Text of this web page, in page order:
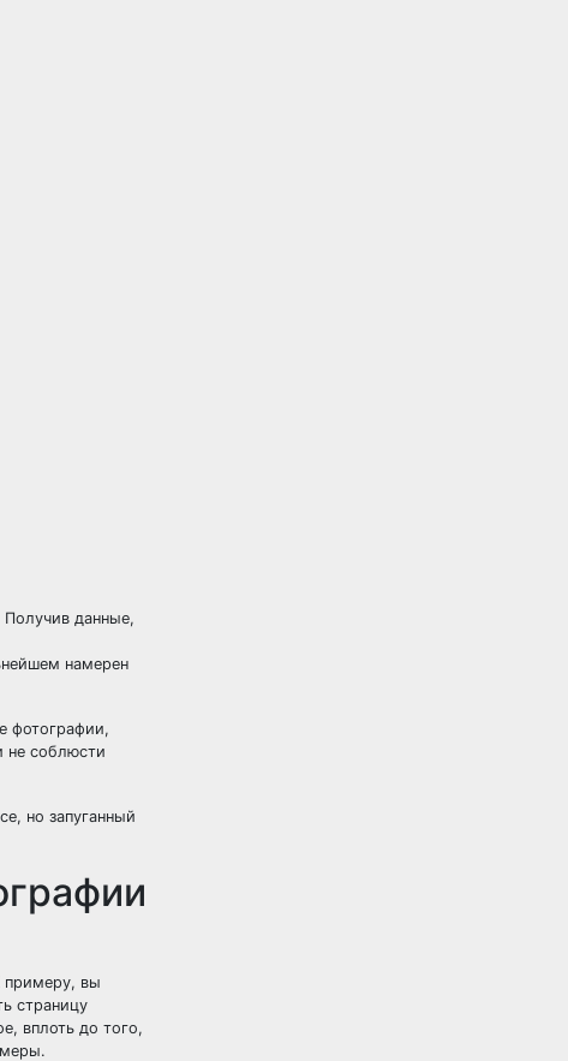
данные,
намерен
фотографии,
не соблюсти
но запуганный
примеру, вы
страницу
вплоть до того,